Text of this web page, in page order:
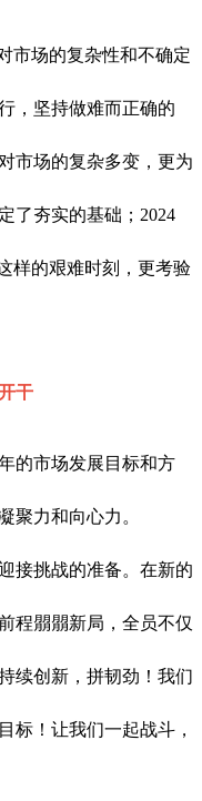
市场的复杂性和不确定
，坚持做难而正确的
市场的复杂多变，更为
了夯实的基础；2024
样的艰难时刻，更考验
干
的市场发展目标和方
聚力和向心力。
接挑战的准备。在新的
程朤朤新局，全员不仅
续创新，拼韧劲！我们
标！让我们一起战斗，